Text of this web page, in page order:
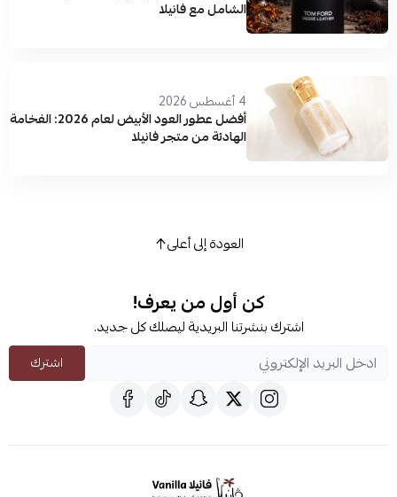
الشامل مع فانيلا
4 أغسطس 2026
أفضل عطور العود الأبيض لعام 2026: الفخامة
الهادئة من متجر فانيلا
العودة إلى أعلى
كن أول من يعرف!
اشترك بنشرتنا البريدية ليصلك كل جديد.
اشترك